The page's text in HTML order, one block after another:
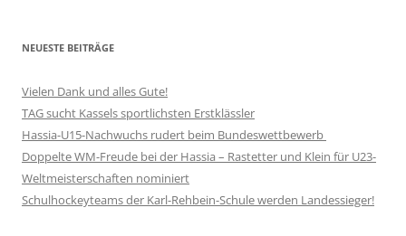
NEUESTE BEITRÄGE
Vielen Dank und alles Gute!
TAG sucht Kassels sportlichsten Erstklässler
Hassia-U15-Nachwuchs rudert beim Bundeswettbewerb
Doppelte WM-Freude bei der Hassia – Rastetter und Klein für U23-
Weltmeisterschaften nominiert
Schulhockeyteams der Karl-Rehbein-Schule werden Landessieger!